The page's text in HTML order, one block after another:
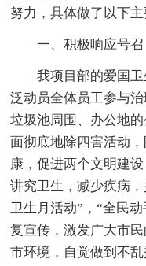
努力，具体做了以下主
一、积极响应号召
我项目部的爱国
泛动员全体员工参与
垃圾池周围、办公地
面彻底地除四害活动
康，促进两个文明建
讲究卫生，减少疾病
卫生月活动”，“全民
复宣传，激发广大市
市环境，自觉做到不